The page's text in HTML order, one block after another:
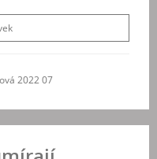
2022 07